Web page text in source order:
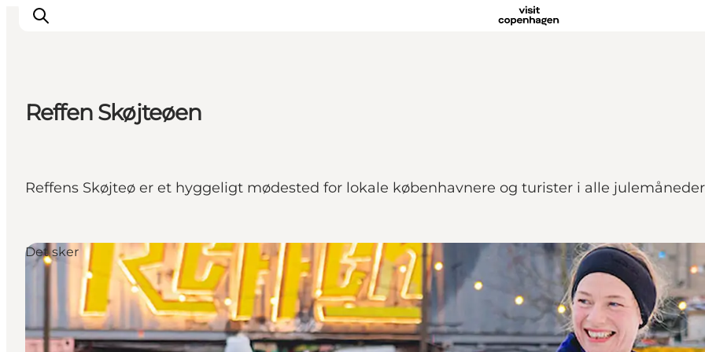
Spis & drik
Områder
CopenPay
Copenhagen Card
Reffen Skøjteøen
Reffens Skøjteø er et hyggeligt mødested for lokale københavnere og turister i alle
Det sker